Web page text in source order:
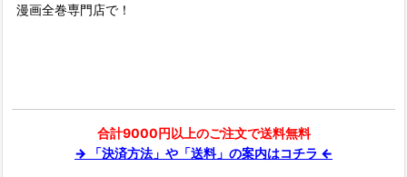
漫画全巻専門店で！
合計9000円以上のご注文で送料無料
→ 「決済方法」や「送料」の案内はコチラ ←